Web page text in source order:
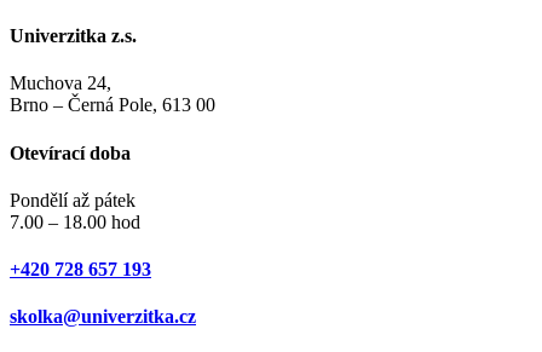
Univerzitka z.s.
Muchova 24,
Brno – Černá Pole, 613 00
Otevírací doba
Pondělí až pátek
7.00 – 18.00 hod
+420 728 657 193
skolka@univerzitka.cz